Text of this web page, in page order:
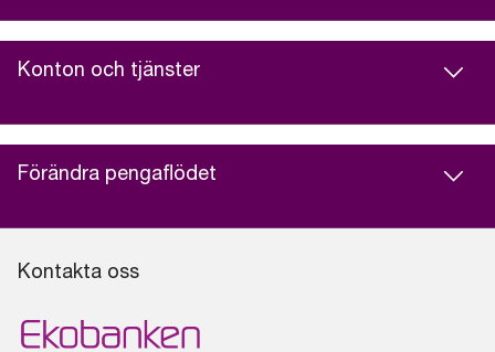
Konton och tjänster
Förändra pengaflödet
Kontakta oss